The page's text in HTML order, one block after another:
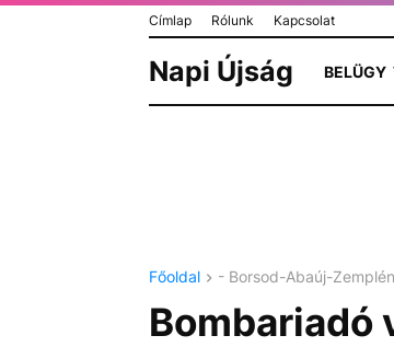
Címlap Rólunk Kapcsolat
Napi Újság BELÜGY
Főoldal - Borsod-Abaúj-
Bombariadó